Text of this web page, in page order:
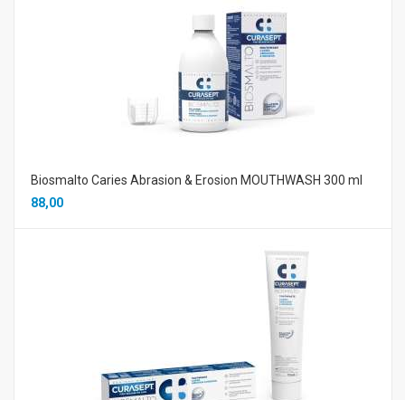
Biosmalto Caries Abrasion & Erosion MOUTHWASH 300 ml
88,00